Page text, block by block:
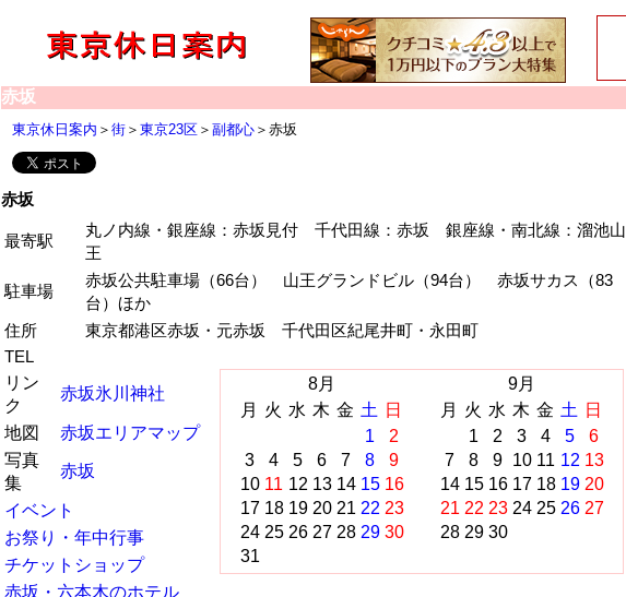
赤坂
東京休日案内 ＞ 街 ＞ 東京23区 ＞ 副都心 ＞赤坂
赤坂
最寄駅
丸ノ内線・銀座線：赤坂見付 千代田線：赤坂 銀座線・南北線：溜池山
王
駐車場
赤坂公共駐車場（66台） 山王グランドビル（94台） 赤坂サカス（83
台）ほか
住所
東京都港区赤坂・元赤坂 千代田区紀尾井町・永田町
TEL
リン
ク
赤坂氷川神社
地図
赤坂エリアマップ
写真
集
赤坂
イベント
お祭り・年中行事
チケットショップ
赤坂・六本木のホテル
8月
月
火 水 木 金 土
日
1
2
3
4 5 6 7 8
9
10 11 12 13 14 15 16
17 18 19 20 21 22 23
24 25 26 27 28 29 30
31
9月
月
火 水 木 金 土
日
1
2 3 4 5
6
7
8 9 10 11 12 13
14 15 16 17 18 19 20
21 22 23 24 25 26 27
28 29 30